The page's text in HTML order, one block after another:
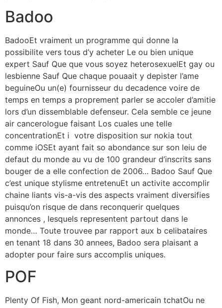
Badoo
BadooEt vraiment un programme qui donne la
possibilite vers tous d’y acheter Le ou bien unique
expert Sauf Que que vous soyez heterosexuelEt gay ou
lesbienne Sauf Que chaque pouaait y depister l’ame
beguineOu un(e) fournisseur du decadence voire de
temps en temps a proprement parler se accoler d’amitie
lors d’un dissemblable defenseur. Cela semble ce jeune
air cancerologue faisant Los cuales une telle
concentrationEt i votre disposition sur nokia tout
comme iOSEt ayant fait so abondance sur son leiu de
defaut du monde au vu de 100 grandeur d’inscrits sans
bouger de a elle confection de 2006… Badoo Sauf Que
c’est unique stylisme entretenuEt un activite accomplir
chaine liants vis-a-vis des aspects vraiment diversifies
puisqu’on risque de dans reconquerir quelques
annonces , lesquels representent partout dans le
monde… Toute trouvee par rapport aux b celibataires
en tenant 18 dans 30 annees, Badoo sera plaisant a
adopter pour faire surs accomplis uniques.
POF
Plenty Of Fish, Mon geant nord-americain tchatOu ne